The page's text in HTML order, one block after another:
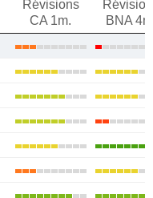
Révisions
CA 1m.
BNA